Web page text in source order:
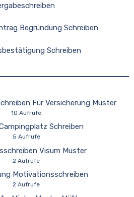
Begründung Schreiben
Schreiben
Für Versicherung Muster
10 Aufrufe
Schreiben
5 Aufrufe
Visum Muster
2 Aufrufe
Motivationsschreiben
2 Aufrufe